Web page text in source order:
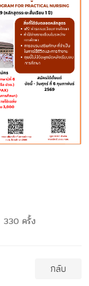
330 ครั้ง
กลับ